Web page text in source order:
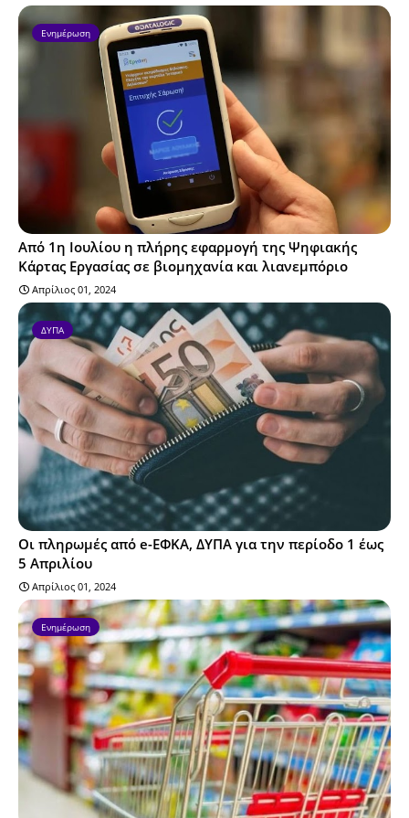
Ενημέρωση
Από 1η Ιουλίου η πλήρης εφαρμογή της Ψηφιακής
Κάρτας Εργασίας σε βιομηχανία και λιανεμπόριο
Απρίλιος 01, 2024
ΔΥΠΑ
Οι πληρωμές από e-ΕΦΚΑ, ΔΥΠΑ για την περίοδο 1 έως
5 Απριλίου
Απρίλιος 01, 2024
Ενημέρωση